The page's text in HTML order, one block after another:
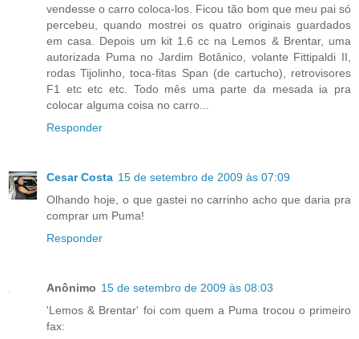
vendesse o carro coloca-los. Ficou tão bom que meu pai só
percebeu, quando mostrei os quatro originais guardados
em casa. Depois um kit 1.6 cc na Lemos & Brentar, uma
autorizada Puma no Jardim Botânico, volante Fittipaldi II,
rodas Tijolinho, toca-fitas Span (de cartucho), retrovisores
F1 etc etc etc. Todo mês uma parte da mesada ia pra
colocar alguma coisa no carro...
Responder
Cesar Costa 15 de setembro de 2009 às 07:09
Olhando hoje, o que gastei no carrinho acho que daria pra
comprar um Puma!
Responder
Anônimo 15 de setembro de 2009 às 08:03
'Lemos & Brentar' foi com quem a Puma trocou o primeiro
fax: